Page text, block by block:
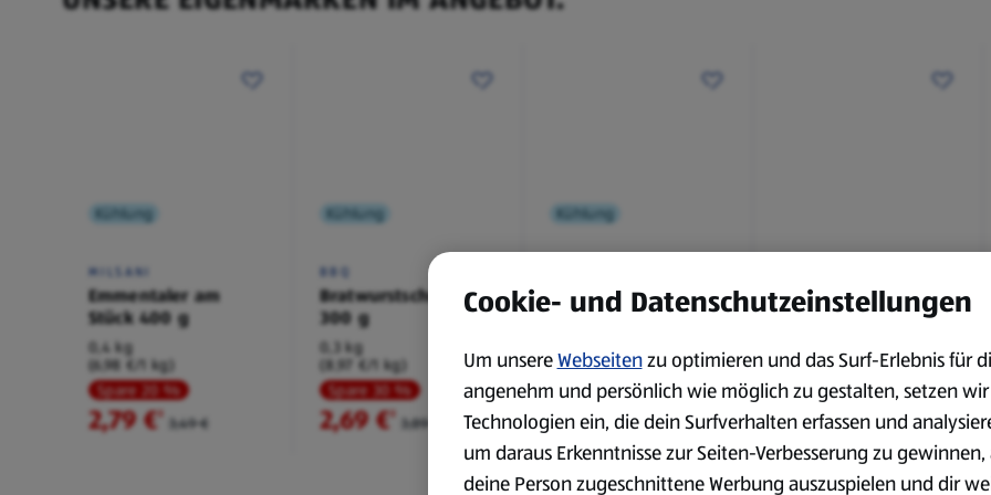
Kühlung
MILSANI
Emmentaler am
Stück 400 g
0,4 kg
(6,98 €/1 kg)
Spare 20 %
2,79 €² 3,49 €
Kühlung
BBQ
Bratwurstschnecke
300 g
0,3 kg
(8,97 €/1 kg)
Spare 30 %
2,69 €² 3,89 €
Kühlung
Laugenbaguette mit
Kräuterbutter 175 g
0,18 kg
(4,51 €/1 kg)
Spare 38 %
0,79 €² 1,29 €
Bianco Toscana IGT
0,75 l
0,75 l
(3,72 €/1 l)
Spare 20 %
2,79 €² 3,49 €
Cookie- und Datenschutzeinstellungen
Um unsereWebseitenzu optimieren und das Surf-Erlebnis für
angenehm und persönlich wie möglich zu gestalten, setzen wir
Technologien ein, die dein Surfverhalten erfassen und
um daraus Erkenntnisse zur Seiten-Verbesserung zu gewinnen,
deine Person zugeschnittene Werbung auszuspielen und dir